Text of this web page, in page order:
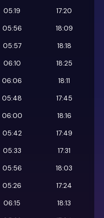
05:19
17:20
05:56
18:09
05:57
18:18
06:10
18:25
06:06
18:11
05:48
17:45
06:00
18:16
05:42
17:49
05:33
17:31
05:56
18:03
05:26
17:24
06:15
18:13